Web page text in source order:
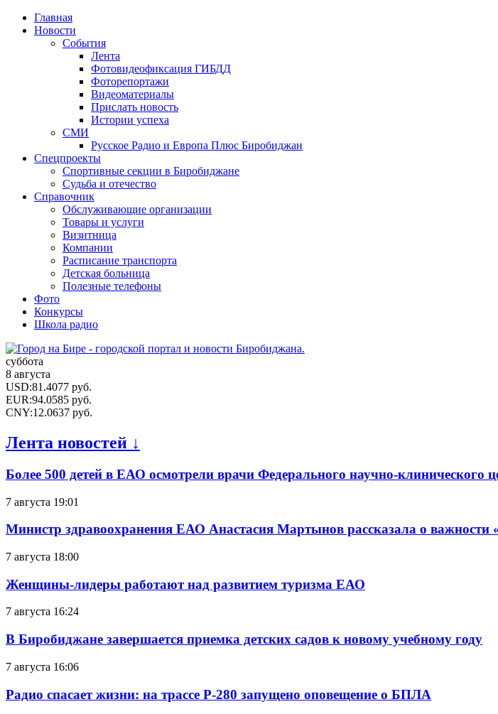
Главная
Новости
События
Лента
Фотовидеофиксация ГИБДД
Фоторепортажи
Видеоматериалы
Прислать новость
Истории успеха
СМИ
Русское Радио и Европа Плюс Биробиджан
Спецпроекты
Спортивные секции в Биробиджане
Судьба и отечество
Справочник
Обслуживающие организации
Товары и услуги
Визитница
Компании
Расписание транспорта
Детская больница
Полезные телефоны
Фото
Конкурсы
Школа радио
суббота
8 августа
USD:81.4077 руб.
EUR:94.0585 руб.
CNY:12.0637 руб.
Лента новостей ↓
Более 500 детей в ЕАО осмотрели врачи Федерального научно-клинического
7 августа 19:01
Министр здравоохранения ЕАО Анастасия Мартынов рассказала о важности
7 августа 18:00
Женщины-лидеры работают над развитием туризма ЕАО
7 августа 16:24
В Биробиджане завершается приемка детских садов к новому учебному году
7 августа 16:06
Радио спасает жизни: на трассе Р-280 запущено оповещение о БПЛА